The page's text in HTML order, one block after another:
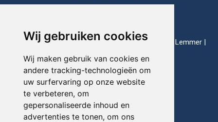
Wij gebruiken cookies
Wij maken gebruik van cookies en
andere tracking-technologieën om
uw surfervaring op onze website
te verbeteren, om
gepersonaliseerde inhoud en
advertenties te tonen, om ons
thuishavens: Enkhuizen | Harlingen | Lauwersoog | Lemmer |
Makkum | Stavoren
Telefoon:
E-mail:info@friesevloot.nl